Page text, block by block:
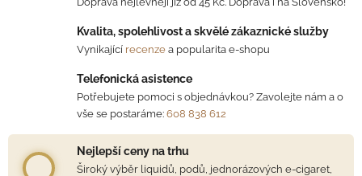
Kvalita, spolehlivost a skvělé zákaznické služby
Vynikající recenze a popularita e-shopu
Telefonická asistence
Potřebujete pomoci s objednávkou? Zavolejte nám a o
vše se postaráme: 608 838 612
Nejlepší ceny na trhu
Široký výběr liquidů, podů, jednorázových e-cigaret,